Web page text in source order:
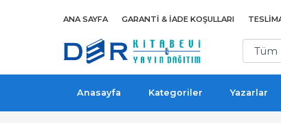
ANA SAYFA GARANTI & İADE KOŞULLARI
Anasayfa Kategoriler Yazarlar